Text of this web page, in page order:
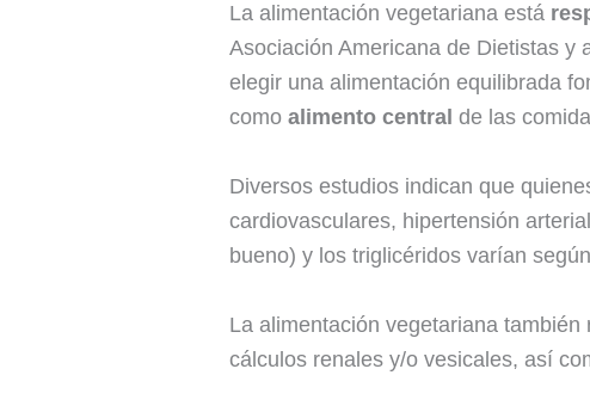
La alimentación vegetariana está
Asociación Americana de Dietistas y
elegir una alimentación equilibrada
comoalimento centralde las
Diversos estudios indican que
cardiovasculares, hipertensión
bueno) y los triglicéridos varían
La alimentación vegetariana
cálculos renales y/o vesicales, así